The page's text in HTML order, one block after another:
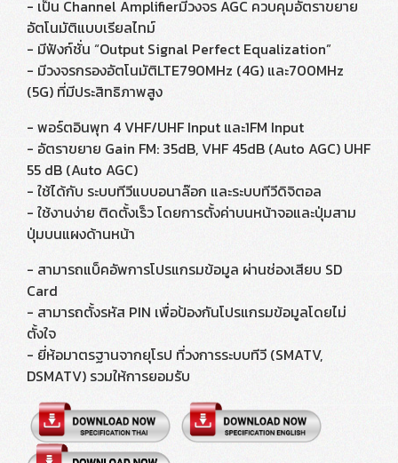
- เป็น Channel Amplifierมีวงจร AGC ควบคุมอัตราขยาย
อัตโนมัติแบบเรียลไทม์
- มีฟังก์ชั่น “Output Signal Perfect Equalization”
- มีวงจรกรองอัตโนมัติLTE790MHz (4G) และ700MHz
(5G) ที่มีประสิทธิภาพสูง
- พอร์ตอินพุท 4 VHF/UHF Input และ1FM Input
- อัตราขยาย Gain FM: 35dB, VHF 45dB (Auto AGC) UHF
55 dB (Auto AGC)
- ใช้ได้กับ ระบบทีวีแบบอนาล๊อก และระบบทีวีดิจิตอล
- ใช้งานง่าย ติดตั้งเร็ว โดยการตั้งค่าบนหน้าจอและปุ่มสาม
ปุ่มบนแผงด้านหน้า
- สามารถแบ็คอัพการโปรแกรมข้อมูล ผ่านช่องเสียบ SD
Card
- สามารถตั้งรหัส PIN เพื่อป้องกันโปรแกรมข้อมูลโดยไม่
ตั้งใจ
- ยี่ห้อมาตรฐานจากยุโรป ที่วงการระบบทีวี (SMATV,
DSMATV) รวมให้การยอมรับ